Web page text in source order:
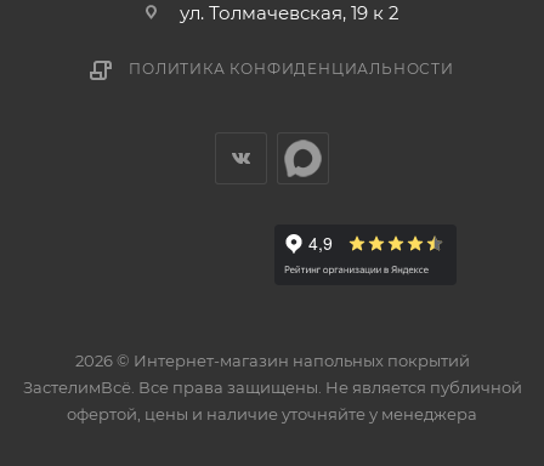
ул. Толмачевская, 19 к 2
ПОЛИТИКА КОНФИДЕНЦИАЛЬНОСТИ
2026 © Интернет-магазин напольных покрытий
ЗастелимВсё. Все права защищены. Не является публичной
офертой, цены и наличие уточняйте у менеджера